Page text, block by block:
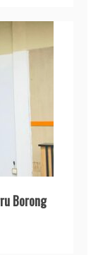
Borong